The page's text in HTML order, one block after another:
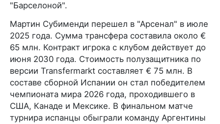
"Барселоной".
Мартин Субименди перешел в "Арсенал" в июле
2025 года. Сумма трансфера составила около €
65 млн. Контракт игрока с клубом действует до
июня 2030 года. Стоимость полузащитника по
версии Transfermarkt составляет € 75 млн. В
составе сборной Испании он стал победителем
чемпионата мира 2026 года, проходившего в
США, Канаде и Мексике. В финальном матче
турнира испанцы обыграли команду Аргентины